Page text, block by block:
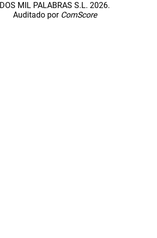
DOS MIL PALABRAS S.L. 2026.
Auditado por ComScore